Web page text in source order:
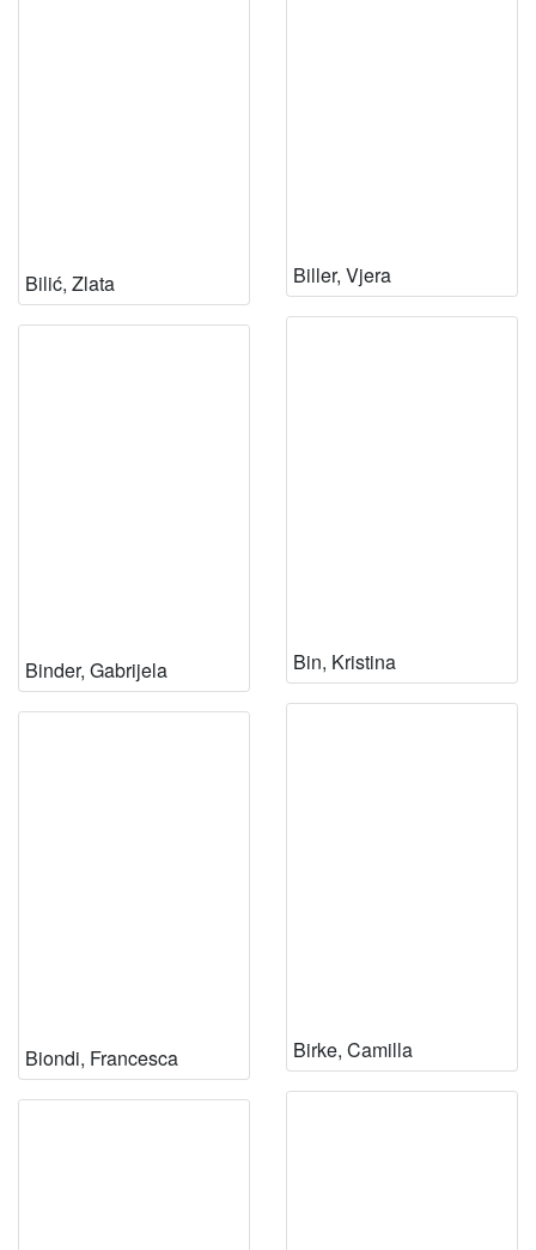
Bilić, Zlata Biller, Vjera
Binder, Gabrijela Bin, Kristina
Biondi, Francesca Birke, Camilla